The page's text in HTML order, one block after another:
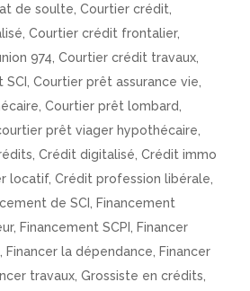
de soulte ,Courtier crédit
,Courtier crédit frontalier,
974 ,Courtier crédit travaux
,Courtier prêt assurance vie
,Courtier prêt lombard
prêt viager hypothécaire
,Crédit digitalisé ,Crédit immo
locatif,Crédit profession libérale
de SCI
Financement
, Financement SCPI
Financer
Financer la dépendance
Financer
travaux ,Grossiste en crédits